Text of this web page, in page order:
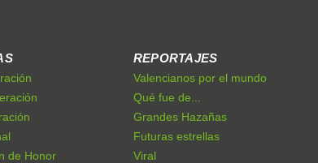
de Honor
REPORTAJES
Valencianos por el mundo
Qué fue de...
Grandes Hazañas
Futuras estrellas
Viral